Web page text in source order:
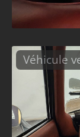
Véhicule